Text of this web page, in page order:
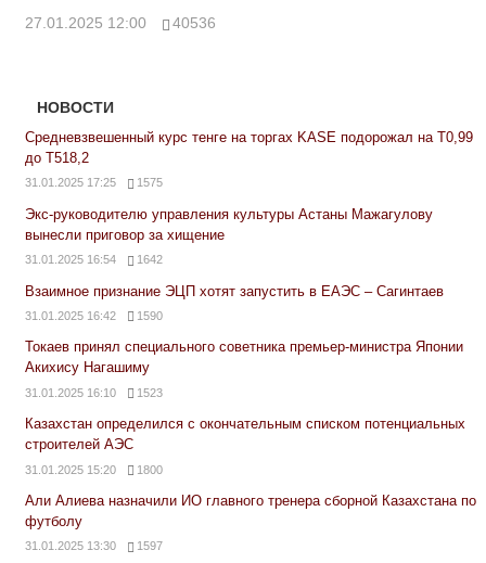
27.01.2025 12:00 40536
НОВОСТИ
Средневзвешенный курс тенге на торгах KASE подорожал на Т0,99
до Т518,2
31.01.2025 17:25 1575
Экс-руководителю управления культуры Астаны Мажагулову
вынесли приговор за хищение
31.01.2025 16:54 1642
Взаимное признание ЭЦП хотят запустить в ЕАЭС – Сагинтаев
31.01.2025 16:42 1590
Токаев принял специального советника премьер-министра Японии
Акихису Нагашиму
31.01.2025 16:10 1523
Казахстан определился с окончательным списком потенциальных
строителей АЭС
31.01.2025 15:20 1800
Али Алиева назначили ИО главного тренера сборной Казахстана по
футболу
31.01.2025 13:30 1597